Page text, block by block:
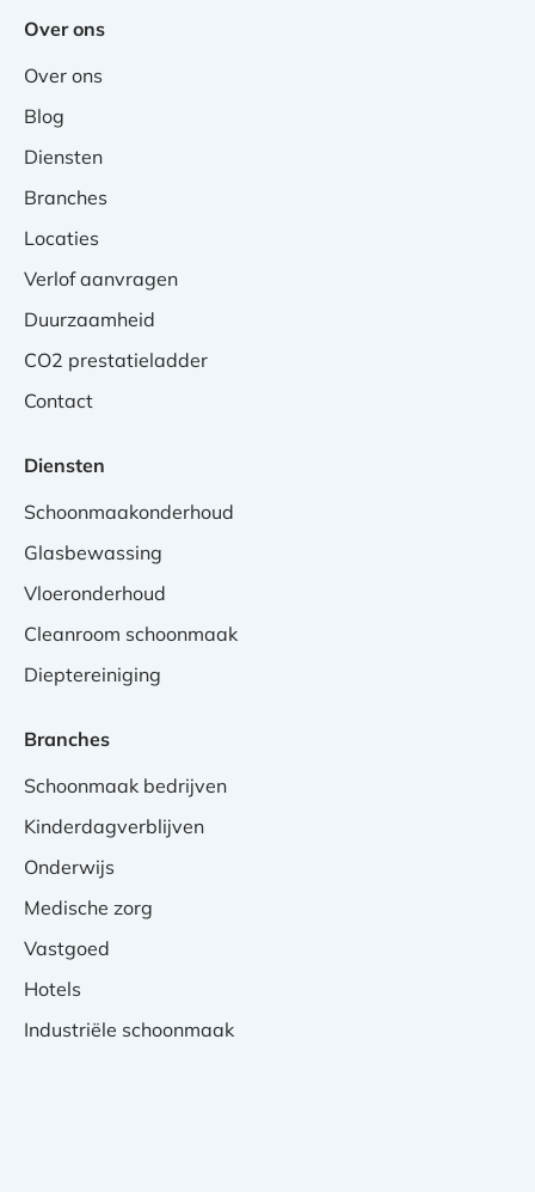
Over ons
Over ons
Blog
Diensten
Branches
Locaties
Verlof aanvragen
Duurzaamheid
CO2 prestatieladder
Contact
Diensten
Schoonmaakonderhoud
Glasbewassing
Vloeronderhoud
Cleanroom schoonmaak
Dieptereiniging
Branches
Schoonmaak bedrijven
Kinderdagverblijven
Onderwijs
Medische zorg
Vastgoed
Hotels
Industriële schoonmaak